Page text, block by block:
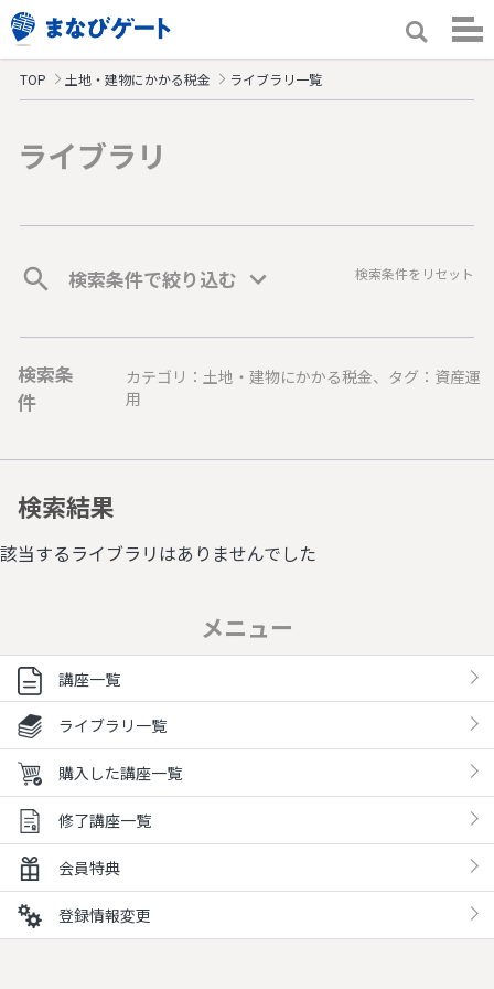
TOP 土地・建物にかかる税金 ライブラリ一覧
ライブラリ
検索条件で絞り込む 検索条件をリセット
検索条
件
カテゴリ：土地・建物にかかる税金、タグ：資産運
用
検索結果
該当するライブラリはありませんでした
メニュー
講座一覧
ライブラリ一覧
購入した講座一覧
修了講座一覧
会員特典
登録情報変更